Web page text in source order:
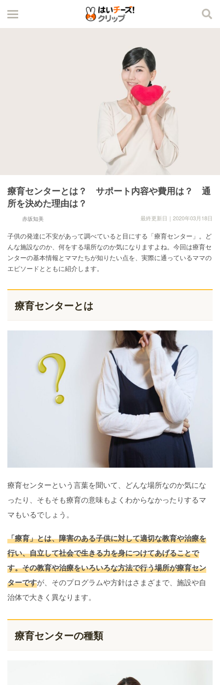
療育センターとは？ サポート内容や費用は？ 通
所を決めた理由は？
赤坂知美 最終更新日｜2020年03月18日
子供の発達に不安があって調べていると目にする「療育センター」。ど
んな施設なのか、何をする場所なのか気になりますよね。今回は療育セ
ンターの基本情報とママたちが知りたい点を、実際に通っているママの
エピソードとともに紹介します。
療育センターとは
療育センターという言葉を聞いて、どんな場所なのか気にな
ったり、そもそも療育の意味もよくわからなかったりするマ
マもいるでしょう。
「療育」とは、障害のある子供に対して適切な教育や治療を
行い、自立して社会で生きる力を身につけてあげることで
す。その教育や治療をいろいろな方法で行う場所が療育セン
ターですが、そのプログラムや方針はさまざまで、施設や自
治体で大きく異なります。
療育センターの種類